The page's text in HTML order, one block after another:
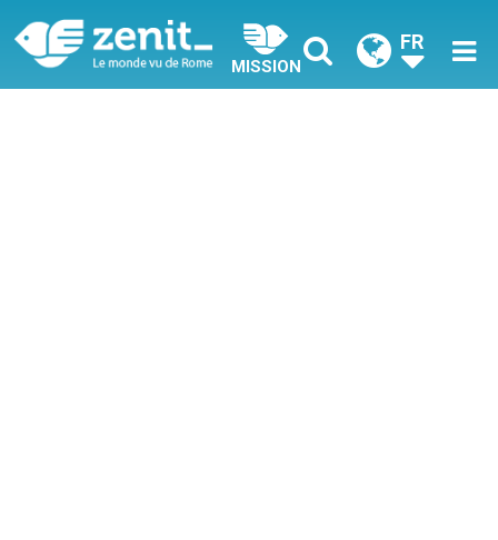
MISSION
FR